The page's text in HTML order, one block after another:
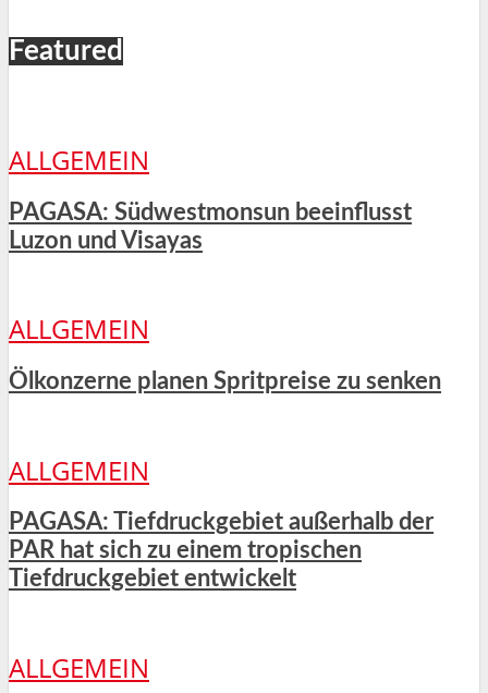
Featured
ALLGEMEIN
PAGASA: Südwestmonsun beeinflusst
Luzon und Visayas
ALLGEMEIN
Ölkonzerne planen Spritpreise zu senken
ALLGEMEIN
PAGASA: Tiefdruckgebiet außerhalb der
PAR hat sich zu einem tropischen
Tiefdruckgebiet entwickelt
ALLGEMEIN